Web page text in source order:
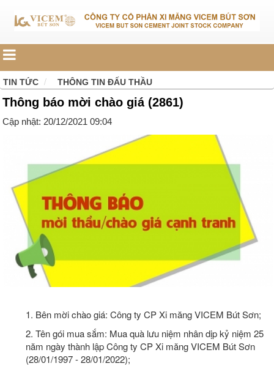
TIN TỨC THÔNG TIN ĐẤU THẦU
Thông báo mời chào giá (2861)
Cập nhật: 20/12/2021 09:04
1. Bên mời chào giá: Công ty CP Xi măng VICEM Bút Sơn;
2. Tên gói mua sắm: Mua quà lưu niệm nhân dịp kỷ niệm 25
năm ngày thành lập Công ty CP Xi măng VICEM Bút Sơn
(28/01/1997 - 28/01/2022);